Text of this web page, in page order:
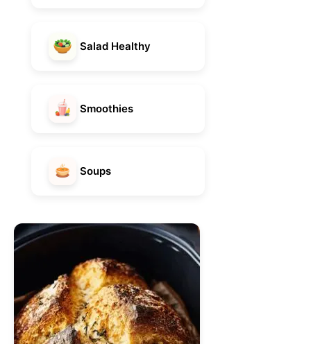
Salad Healthy
Smoothies
Soups